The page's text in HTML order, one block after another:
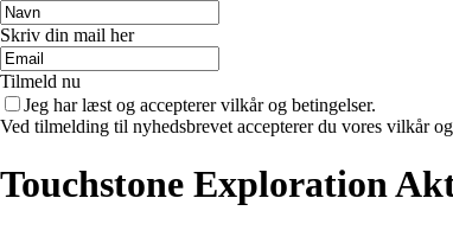
Skriv din mail her
Tilmeld nu
Jeg har læst og accepterer vilkår og betingelser.
Ved tilmelding til nyhedsbrevet accepterer du vores vilkår
Touchstone Exploration